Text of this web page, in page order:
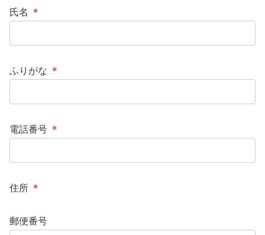
氏名 ＊
ふりがな ＊
電話番号 ＊
住所 ＊
郵便番号